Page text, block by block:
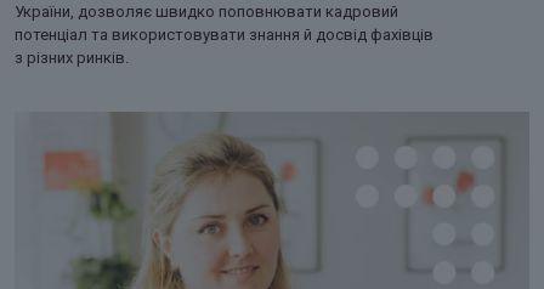
України, дозволяє швидко поповнювати кадровий
потенціал та використовувати знання й досвід фахівців
з різних ринків.